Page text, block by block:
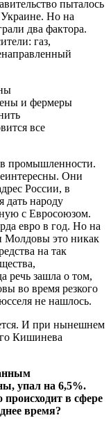
пыталось
Но на
два фактора.
газ,
и фермеры
все
в промышленности.
Они
России, в
дать народу
с Евросоюзом.
евро в год. Но на
Молдовы это никак
на так
речь зашла о том,
во время резкого
не нашлось.
И при нынешнем
Кишинева
упал на 6,5%.
в сфере
время?